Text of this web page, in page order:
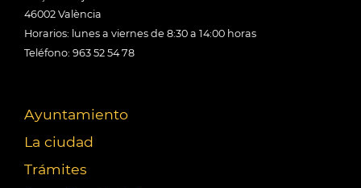
46002 València
Horarios: lunes a viernes de 8:30 a 14:00 horas
Teléfono: 963 52 54 78
Ayuntamiento
La ciudad
Trámites